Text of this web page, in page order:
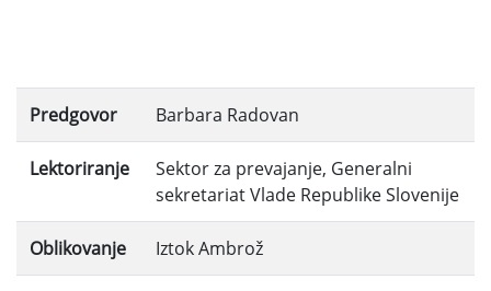
Predgovor Barbara Radovan
Lektoriranje
Sektor za prevajanje, Generalni
sekretariat Vlade Republike Slovenije
Oblikovanje Iztok Ambrož